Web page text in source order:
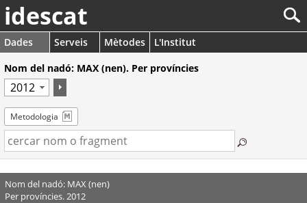
idescat
Dades Serveis Mètodes
L'Institut
Nom del nadó: MAX (nen). Per províncies
Metodologia
Nom del nadó: MAX (nen)
Per províncies. 2012